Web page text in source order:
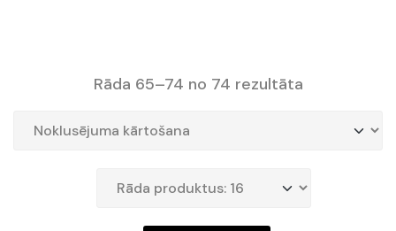
Rāda 65–74 no 74 rezultāta